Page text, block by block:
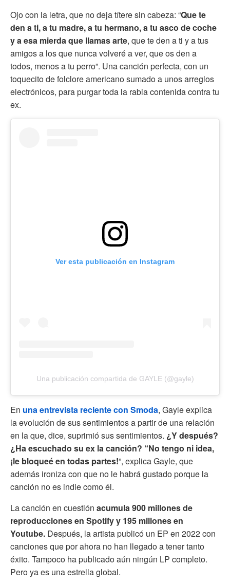
Ojo con la letra, que no deja títere sin cabeza: “Que te
den a ti, a tu madre, a tu hermano, a tu asco de coche
y a esa mierda que llamas arte, que te den a ti y a tus
amigos a los que nunca volveré a ver, que os den a
todos, menos a tu perro”. Una canción perfecta, con un
toquecito de folclore americano sumado a unos arreglos
electrónicos, para purgar toda la rabia contenida contra tu
ex.
Ver esta publicación en Instagram
Una publicación compartida de GAYLE (@gayle)
En una entrevista reciente con Smoda, Gayle explica
la evolución de sus sentimientos a partir de una relación
en la que, dice, suprimió sus sentimientos. ¿Y después?
¿Ha escuchado su ex la canción? “No tengo ni idea,
¡le bloqueé en todas partes!”, explica Gayle, que
además ironiza con que no le habrá gustado porque la
canción no es indie como él.
La canción en cuestión acumula 900 millones de
reproducciones en Spotify y 195 millones en
Youtube. Después, la artista publicó un EP en 2022 con
canciones que por ahora no han llegado a tener tanto
éxito. Tampoco ha publicado aún ningún LP completo.
Pero ya es una estrella global.